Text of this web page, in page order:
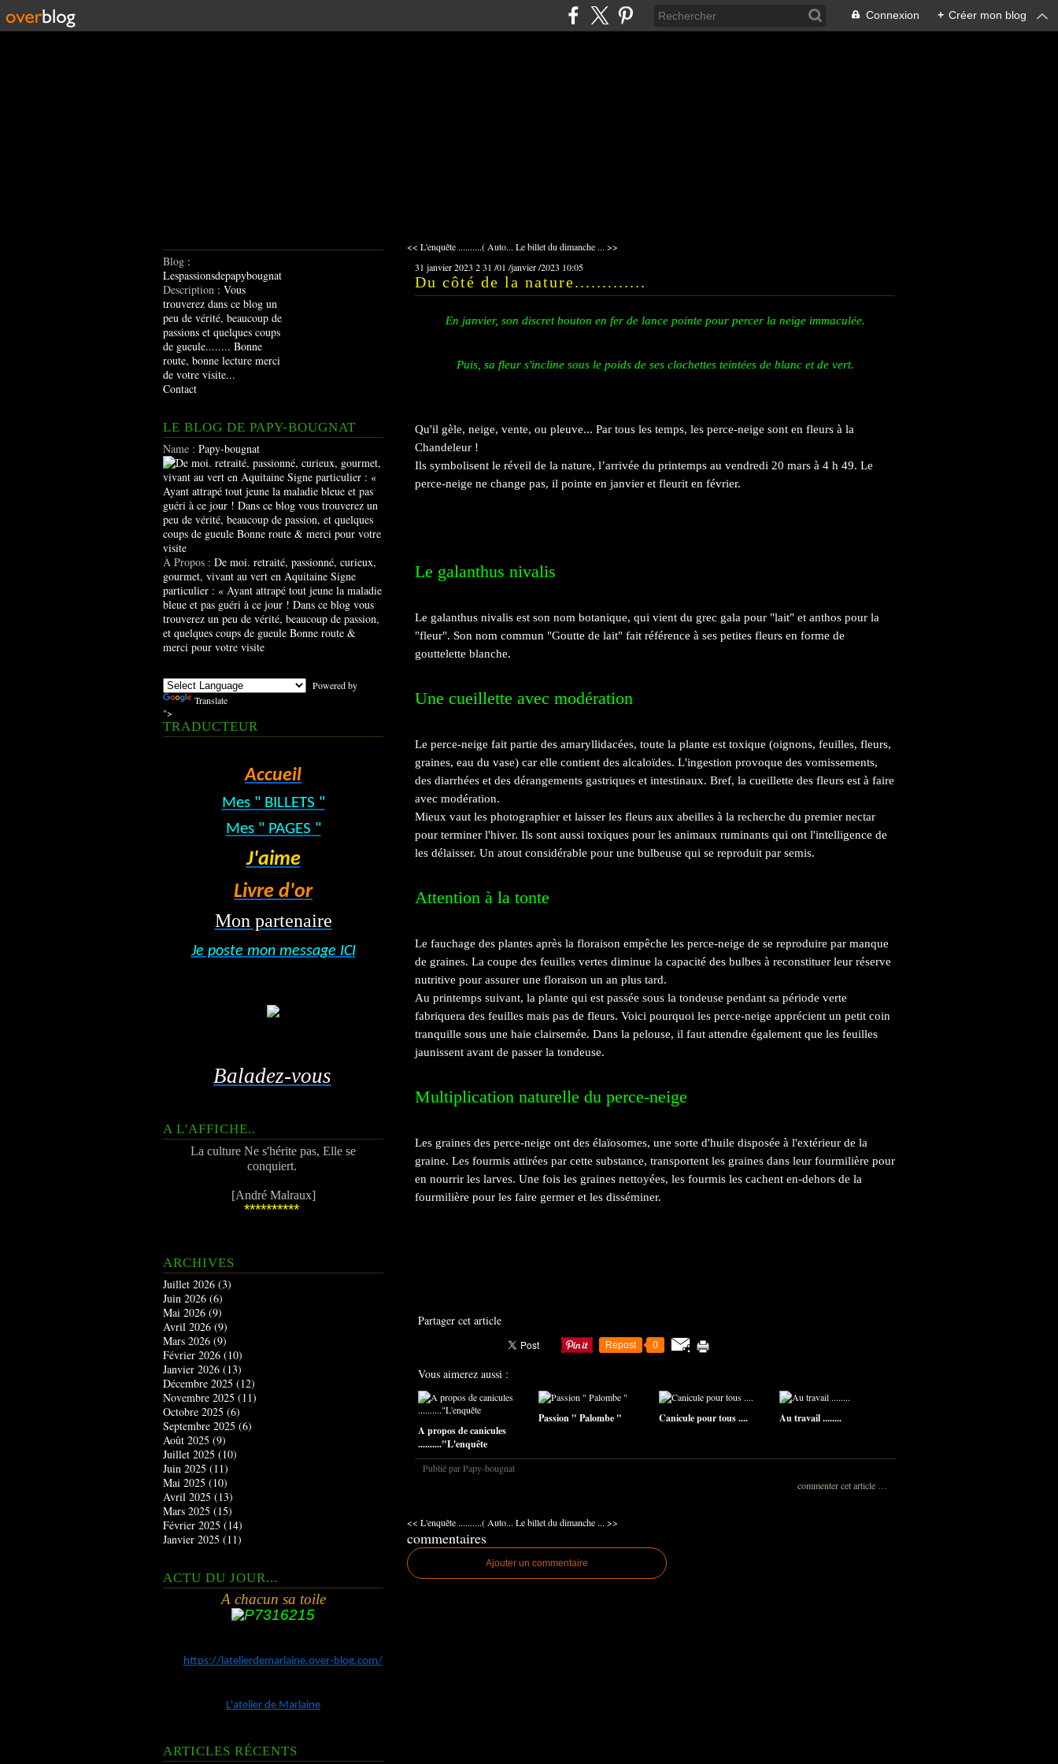
Connexion + Créer mon blog
Blog :
Lespassionsdepapybougnat
Description : Vous
trouverez dans ce blog un
peu de vérité, beaucoup de
passions et quelques coups
de gueule........ Bonne
route, bonne lecture merci
de votre visite...
Contact
LE BLOG DE PAPY-BOUGNAT
Name : Papy-bougnat
À Propos : De moi. retraité, passionné, curieux,
gourmet, vivant au vert en Aquitaine Signe
particulier : « Ayant attrapé tout jeune la maladie
bleue et pas guéri à ce jour ! Dans ce blog vous
trouverez un peu de vérité, beaucoup de passion,
et quelques coups de gueule Bonne route &
merci pour votre visite
Powered by
Translate
">
TRADUCTEUR
Accueil
Mes " BILLETS "
Mes " PAGES "
J'aime
Livre d'or
Mon partenaire
Je poste mon message ICI
Baladez-vous
A L'AFFICHE..
La culture Ne s'hérite pas, Elle se
conquiert.
[André Malraux]
**********
ARCHIVES
Juillet 2026 (3)
Juin 2026 (6)
Mai 2026 (9)
Avril 2026 (9)
Mars 2026 (9)
Février 2026 (10)
Janvier 2026 (13)
Décembre 2025 (12)
Novembre 2025 (11)
Octobre 2025 (6)
Septembre 2025 (6)
Août 2025 (9)
Juillet 2025 (10)
Juin 2025 (11)
Mai 2025 (10)
Avril 2025 (13)
Mars 2025 (15)
Février 2025 (14)
Janvier 2025 (11)
ACTU DU JOUR...
A chacun sa toile
https://latelierdemarlaine.over-blog.com/
L'atelier de Marlaine
ARTICLES RÉCENTS
<< L'enquête ..........( Auto... Le billet du dimanche ... >>
31 janvier 2023 231 /01 /janvier/2023 10:05
Du côté de la nature.............
En janvier, son discret bouton en fer de lance pointe pour percer la neige immaculée.
Puis, sa fleur s'incline sous le poids de ses clochettes teintées de blanc et de vert.
Qu'il gèle, neige, vente, ou pleuve... Par tous les temps, les perce-neige sont en fleurs à la
Chandeleur !
Ils symbolisent le réveil de la nature, l’arrivée du printemps au vendredi 20 mars à 4 h 49. Le
perce-neige ne change pas, il pointe en janvier et fleurit en février.
Le galanthus nivalis
Le galanthus nivalis est son nom botanique, qui vient du grec gala pour "lait" et anthos pour la
"fleur". Son nom commun "Goutte de lait" fait référence à ses petites fleurs en forme de
gouttelette blanche.
Une cueillette avec modération
Le perce-neige fait partie des amaryllidacées, toute la plante est toxique (oignons, feuilles, fleurs,
graines, eau du vase) car elle contient des alcaloïdes. L'ingestion provoque des vomissements,
des diarrhées et des dérangements gastriques et intestinaux. Bref, la cueillette des fleurs est à faire
avec modération.
Mieux vaut les photographier et laisser les fleurs aux abeilles à la recherche du premier nectar
pour terminer l'hiver. Ils sont aussi toxiques pour les animaux ruminants qui ont l'intelligence de
les délaisser. Un atout considérable pour une bulbeuse qui se reproduit par semis.
Attention à la tonte
Le fauchage des plantes après la floraison empêche les perce-neige de se reproduire par manque
de graines. La coupe des feuilles vertes diminue la capacité des bulbes à reconstituer leur réserve
nutritive pour assurer une floraison un an plus tard.
Au printemps suivant, la plante qui est passée sous la tondeuse pendant sa période verte
fabriquera des feuilles mais pas de fleurs. Voici pourquoi les perce-neige apprécient un petit coin
tranquille sous une haie clairsemée. Dans la pelouse, il faut attendre également que les feuilles
jaunissent avant de passer la tondeuse.
Multiplication naturelle du perce-neige
Les graines des perce-neige ont des élaïosomes, une sorte d'huile disposée à l'extérieur de la
graine. Les fourmis attirées par cette substance, transportent les graines dans leur fourmilière pour
en nourrir les larves. Une fois les graines nettoyées, les fourmis les cachent en-dehors de la
fourmilière pour les faire germer et les disséminer.
Partager cet article
Repost 0
Vous aimerez aussi :
A propos de canicules
.........."L'enquête
Passion " Palombe " Canicule pour tous .... Au travail ........
Publié par Papy-bougnat
commenter cet article
<< L'enquête ..........( Auto... Le billet du dimanche ... >>
commentaires
Ajouter un commentaire